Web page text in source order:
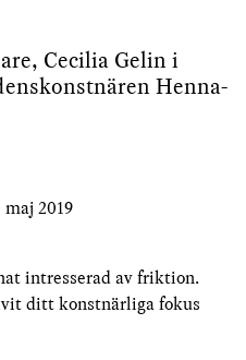
Cecilia Gelin i
Henna-
2019
intresserad av friktion.
ditt konstnärliga fokus